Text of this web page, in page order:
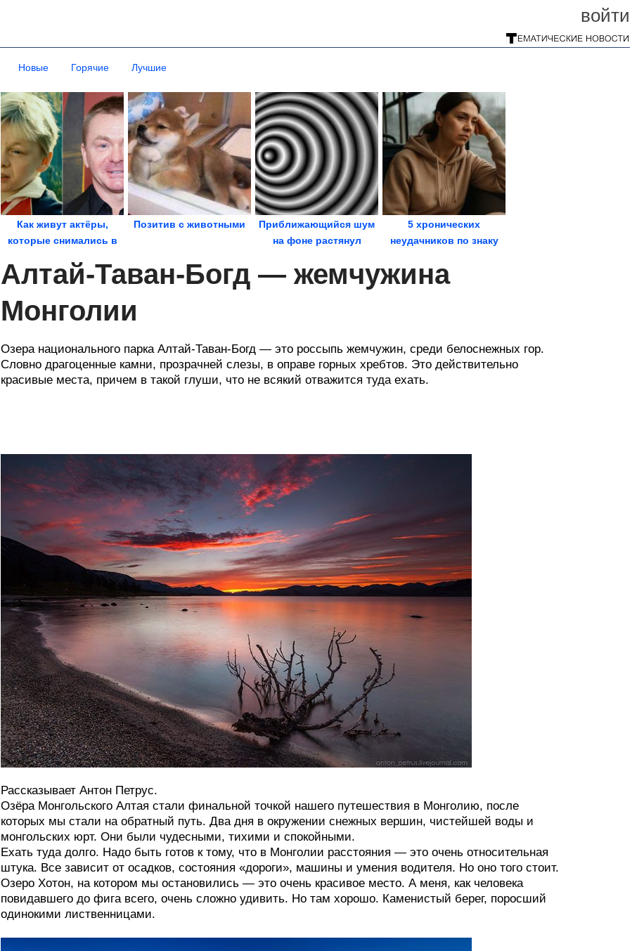
войти
Новые Горячие Лучшие
Как живут актёры,
которые снимались в
Позитив с животными
Приближающийся шум
на фоне растянул
5 хронических
неудачников по знаку
Алтай-Таван-Богд — жемчужина
Монголии
Озера национального парка Алтай-Таван-Богд — это россыпь жемчужин, среди белоснежных гор.
Словно драгоценные камни, прозрачней слезы, в оправе горных хребтов. Это действительно
красивые места, причем в такой глуши, что не всякий отважится туда ехать.
Рассказывает Антон Петрус.
Озёра Монгольского Алтая стали финальной точкой нашего путешествия в Монголию, после
которых мы стали на обратный путь. Два дня в окружении снежных вершин, чистейшей воды и
монгольских юрт. Они были чудесными, тихими и спокойными.
Ехать туда долго. Надо быть готов к тому, что в Монголии расстояния — это очень относительная
штука. Все зависит от осадков, состояния «дороги», машины и умения водителя. Но оно того стоит.
Озеро Хотон, на котором мы остановились — это очень красивое место. А меня, как человека
повидавшего до фига всего, очень сложно удивить. Но там хорошо. Каменистый берег, поросший
одинокими лиственницами.